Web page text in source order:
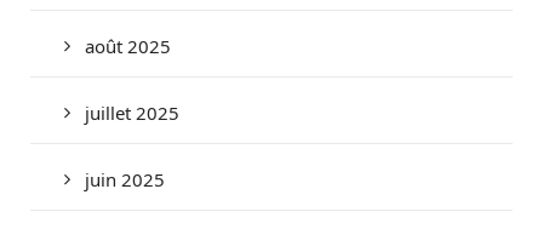
août 2025
juillet 2025
juin 2025